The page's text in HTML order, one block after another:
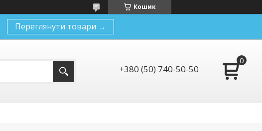
Кошик
Переглянути товари →
+380 (50) 740-50-50